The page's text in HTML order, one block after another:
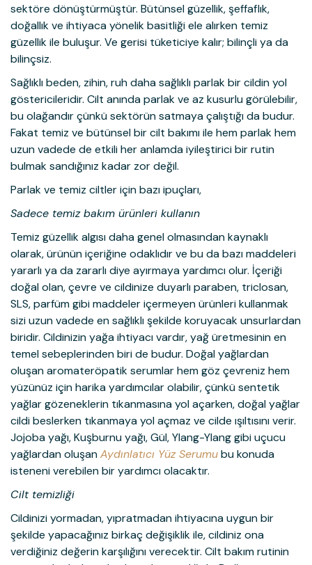
sektöre dönüştürmüştür. Bütünsel güzellik, şeffaflık,
doğallık ve ihtiyaca yönelik basitliği ele alırken temiz
güzellik ile buluşur. Ve gerisi tüketiciye kalır; bilinçli ya da
bilinçsiz.
Sağlıklı beden, zihin, ruh daha sağlıklı parlak bir cildin yol
göstericileridir. Cilt anında parlak ve az kusurlu görülebilir,
bu olağandır çünkü sektörün satmaya çalıştığı da budur.
Fakat temiz ve bütünsel bir cilt bakımı ile hem parlak hem
uzun vadede de etkili her anlamda iyileştirici bir rutin
bulmak sandığınız kadar zor değil.
Parlak ve temiz ciltler için bazı ipuçları,
Sadece temiz bakım ürünleri kullanın
Temiz güzellik algısı daha genel olmasından kaynaklı
olarak, ürünün içeriğine odaklıdır ve bu da bazı maddeleri
yararlı ya da zararlı diye ayırmaya yardımcı olur. İçeriği
doğal olan, çevre ve cildinize duyarlı paraben, triclosan,
SLS, parfüm gibi maddeler içermeyen ürünleri kullanmak
sizi uzun vadede en sağlıklı şekilde koruyacak unsurlardan
biridir. Cildinizin yağa ihtiyacı vardır, yağ üretmesinin en
temel sebeplerinden biri de budur. Doğal yağlardan
oluşan aromateröpatik serumlar hem göz çevreniz hem
yüzünüz için harika yardımcılar olabilir, çünkü sentetik
yağlar gözeneklerin tıkanmasına yol açarken, doğal yağlar
cildi beslerken tıkanmaya yol açmaz ve cilde ışıltısını verir.
Jojoba yağı, Kuşburnu yağı, Gül, Ylang-Ylang gibi uçucu
yağlardan oluşanAydınlatıcı Yüz Serumubu konuda
isteneni verebilen bir yardımcı olacaktır.
Cilt temizliği
Cildinizi yormadan, yıpratmadan ihtiyacına uygun bir
şekilde yapacağınız birkaç değişiklik ile, cildiniz ona
verdiğiniz değerin karşılığını verecektir. Cilt bakım rutinin